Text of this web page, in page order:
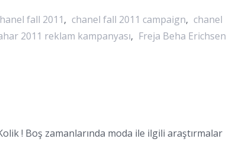
fall 2011, chanel fall 2011 campaign, chanel
2011 reklam kampanyası, Freja Beha Erichsen
! Boş zamanlarında moda ile ilgili araştırmalar